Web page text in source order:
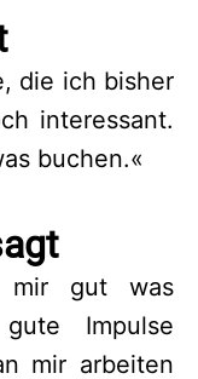
die ich bisher
interessant.
buchen.«
mir gut was
Impulse
mir arbeiten